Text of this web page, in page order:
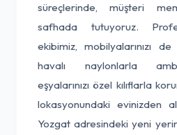
süreçlerinde, müşteri
safhada tutuyoruz.
ekibimiz, mobilyalarınızı
havalı naylonlarla
eşyalarınızı özel kılıflarla
lokasyonundaki evinizden
Yozgat adresindeki yeni